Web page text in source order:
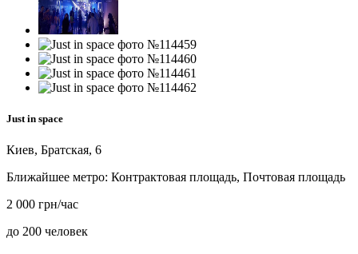
Just in space
Киев, Братская, 6
Ближайшее метро: Контрактовая площадь, Почтовая площадь
2 000 грн/час
до 200 человек